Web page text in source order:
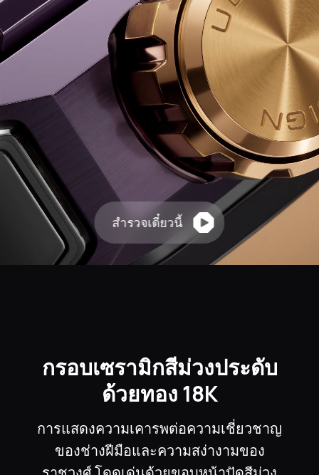
สํารวจเดี๋ยวนี้
กรอบเซรามิกสีม่วงประดับ
ด้วยทอง 18K
การแสดงความเคารพต่อความเชี่ยวชาญ
ของช่างฝีมือและความสง่างามของ